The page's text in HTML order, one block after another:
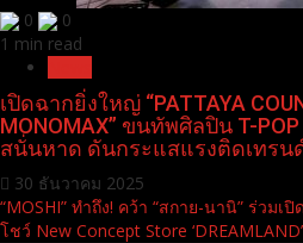
0
0
1 min read
เปิดฉากยิ่งใหญ่ “PATTAYA
MONOMAX” ขนทัพศิลปิน T-
สนั่นหาด ดันกระแสแรงติดเทรน
30 ธันวาคม 2025
“MOSHI” ทำถึง! คว้า “สกาย-นานิ” ร่วมเ
โชว์ New Concept Store